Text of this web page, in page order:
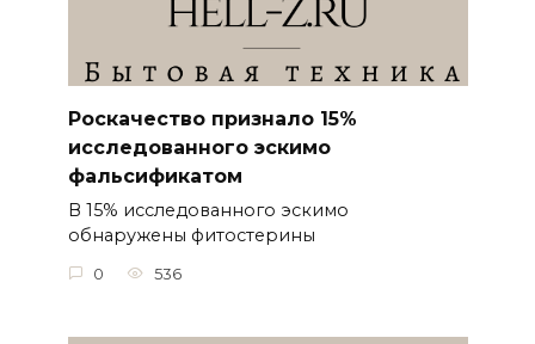
Роскачество признало 15%
исследованного эскимо
фальсификатом
В 15% исследованного эскимо
обнаружены фитостерины
0 536